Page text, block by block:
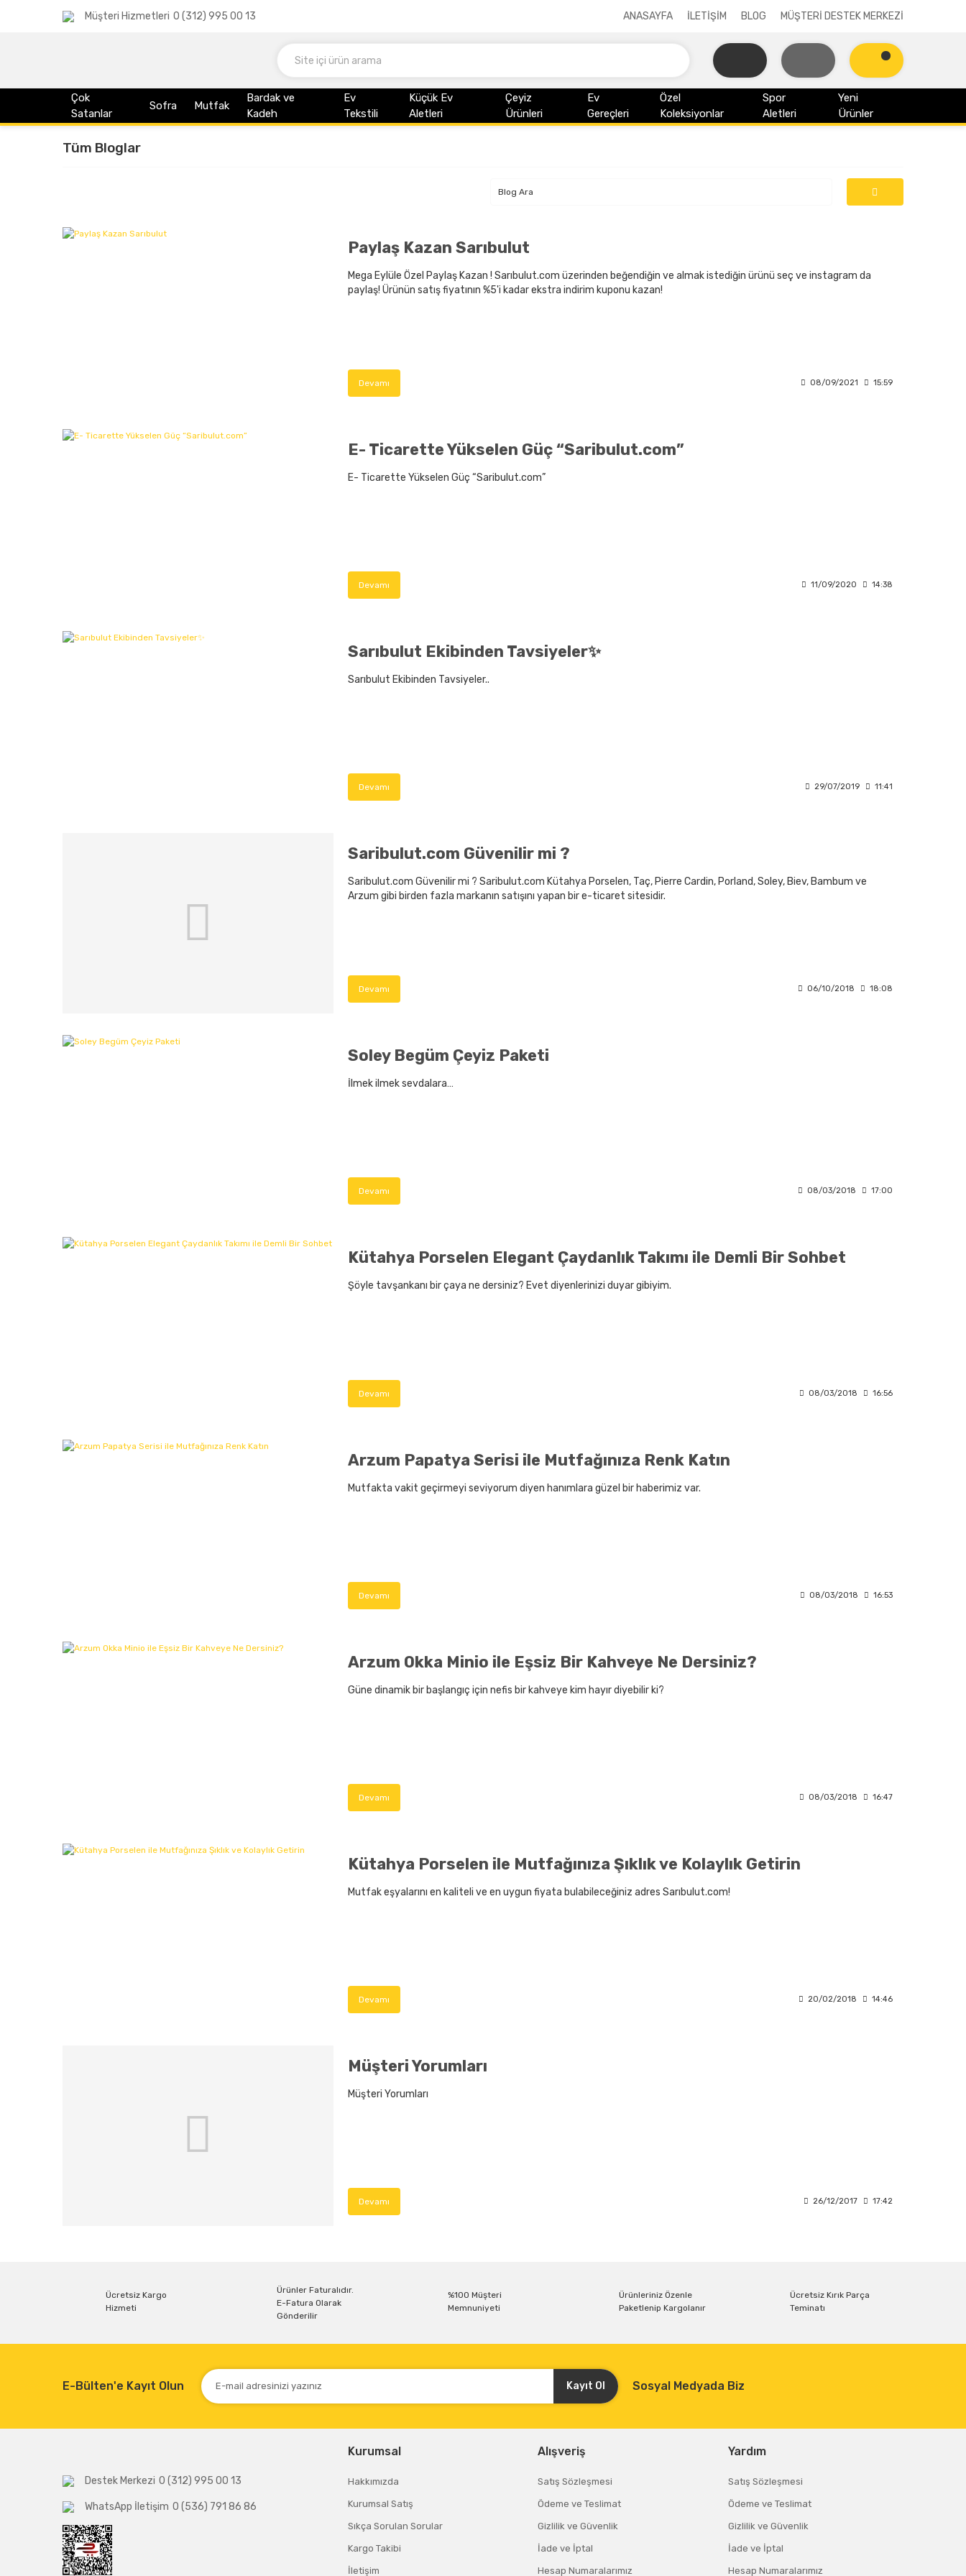
Müşteri Hizmetleri 0 (312) 995 00 13 ANASAYFA İLETİŞİM BLOG MÜŞTERİ DESTEK MERKEZİ
Çok
Satanlar
Sofra Mutfak
Bardak ve
Kadeh
Ev
Tekstili
Küçük Ev
Aletleri
Çeyiz
Ürünleri
Ev
Gereçleri
Özel
Koleksiyonlar
Spor
Aletleri
Yeni
Ürünler
Tüm Bloglar
Paylaş Kazan Sarıbulut
Mega Eylüle Özel Paylaş Kazan ! Sarıbulut.com üzerinden beğendiğin ve almak istediğin ürünü seç ve instagram da
paylaş! Ürünün satış fiyatının %5'i kadar ekstra indirim kuponu kazan!
Devamı 08/09/2021 15:59
E- Ticarette Yükselen Güç “Saribulut.com”
E- Ticarette Yükselen Güç “Saribulut.com”
Devamı 11/09/2020 14:38
Sarıbulut Ekibinden Tavsiyeler✨
Sarıbulut Ekibinden Tavsiyeler..
Devamı 29/07/2019 11:41
Saribulut.com Güvenilir mi ?
Saribulut.com Güvenilir mi ? Saribulut.com Kütahya Porselen, Taç, Pierre Cardin, Porland, Soley, Biev, Bambum ve
Arzum gibi birden fazla markanın satışını yapan bir e-ticaret sitesidir.
Devamı 06/10/2018 18:08
Soley Begüm Çeyiz Paketi
İlmek ilmek sevdalara…
Devamı 08/03/2018 17:00
Kütahya Porselen Elegant Çaydanlık Takımı ile Demli Bir Sohbet
Şöyle tavşankanı bir çaya ne dersiniz? Evet diyenlerinizi duyar gibiyim.
Devamı 08/03/2018 16:56
Arzum Papatya Serisi ile Mutfağınıza Renk Katın
Mutfakta vakit geçirmeyi seviyorum diyen hanımlara güzel bir haberimiz var.
Devamı 08/03/2018 16:53
Arzum Okka Minio ile Eşsiz Bir Kahveye Ne Dersiniz?
Güne dinamik bir başlangıç için nefis bir kahveye kim hayır diyebilir ki?
Devamı 08/03/2018 16:47
Kütahya Porselen ile Mutfağınıza Şıklık ve Kolaylık Getirin
Mutfak eşyalarını en kaliteli ve en uygun fiyata bulabileceğiniz adres Sarıbulut.com!
Devamı 20/02/2018 14:46
Müşteri Yorumları
Müşteri Yorumları
Devamı 26/12/2017 17:42
Ücretsiz Kargo
Hizmeti
Ürünler Faturalıdır.
E-Fatura Olarak
Gönderilir
%100 Müşteri
Memnuniyeti
Ürünleriniz Özenle
Paketlenip Kargolanır
Ücretsiz Kırık Parça
Teminatı
E-Bülten'e Kayıt Olun Kayıt Ol Sosyal Medyada Biz
Destek Merkezi 0 (312) 995 00 13
WhatsApp İletişim 0 (536) 791 86 86
Kurumsal
Hakkımızda
Kurumsal Satış
Sıkça Sorulan Sorular
Kargo Takibi
İletişim
Alışveriş
Satış Sözleşmesi
Ödeme ve Teslimat
Gizlilik ve Güvenlik
İade ve İptal
Hesap Numaralarımız
Yardım
Satış Sözleşmesi
Ödeme ve Teslimat
Gizlilik ve Güvenlik
İade ve İptal
Hesap Numaralarımız